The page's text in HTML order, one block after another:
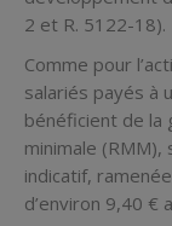
2 et R. 5122-18).
Comme pour
salariés payés à
bénéficient de la
minimale
indicatif,
d’environ 9,40 €